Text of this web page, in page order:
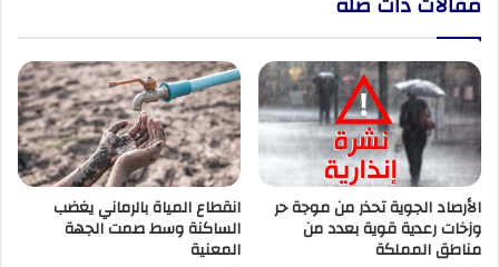
الأرصاد الجوية تحذر من موجة حر
وزخات رعدية قوية بعدد من
مناطق المملكة
انقطاع المياة بالرماني يغضب
الساكنة وسط صمت الجهة
المعنية